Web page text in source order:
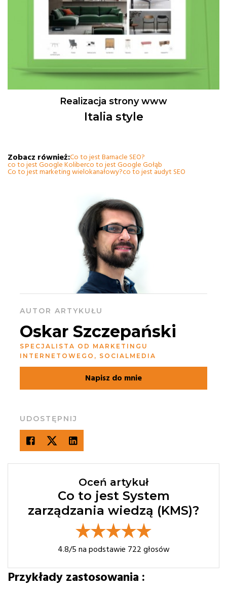
Realizacja strony www
Italia style
Zobacz również:Co to jest Barnacle SEO?
co to jest Google Koliberco to jest Google Gołąb
Co to jest marketing wielokanałowy?co to jest audyt SEO
AUTOR ARTYKUŁU
Oskar Szczepański
SPECJALISTA OD MARKETINGU
INTERNETOWEGO, SOCIALMEDIA
Napisz do mnie
UDOSTĘPNIJ
Oceń artykuł
Co to jest System
zarządzania wiedzą (KMS)?
4.8/5 na podstawie 722 głosów
Przykłady zastosowania :